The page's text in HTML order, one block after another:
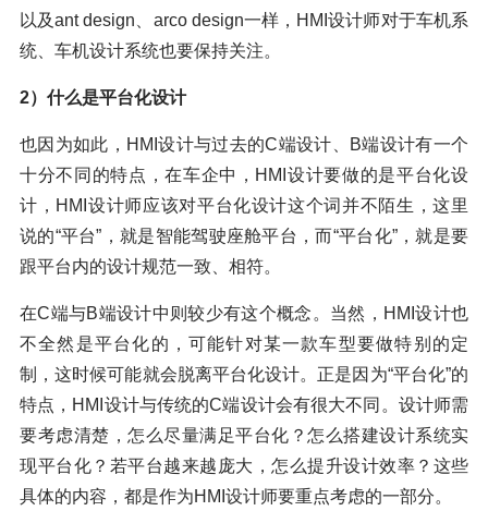
以及ant design、arco design一样，HMI设计师对于车机系
统、车机设计系统也要保持关注。
2）什么是平台化设计
也因为如此，HMI设计与过去的C端设计、B端设计有一个
十分不同的特点，在车企中，HMI设计要做的是平台化设
计，HMI设计师应该对平台化设计这个词并不陌生，这里
说的“平台”，就是智能驾驶座舱平台，而“平台化”，就是要
跟平台内的设计规范一致、相符。
在C端与B端设计中则较少有这个概念。当然，HMI设计也
不全然是平台化的，可能针对某一款车型要做特别的定
制，这时候可能就会脱离平台化设计。正是因为“平台化”的
特点，HMI设计与传统的C端设计会有很大不同。设计师需
要考虑清楚，怎么尽量满足平台化？怎么搭建设计系统实
现平台化？若平台越来越庞大，怎么提升设计效率？这些
具体的内容，都是作为HMI设计师要重点考虑的一部分。